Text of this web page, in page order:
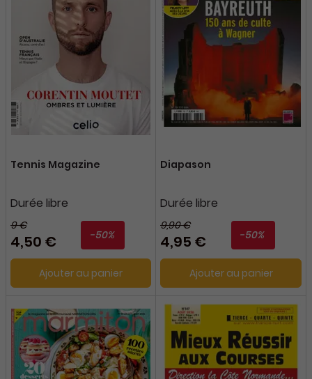
Tennis Magazine
Durée libre
9 €
4,50 € -50%
Ajouter au panier
Diapason
Durée libre
9,90 €
4,95 € -50%
Ajouter au panier